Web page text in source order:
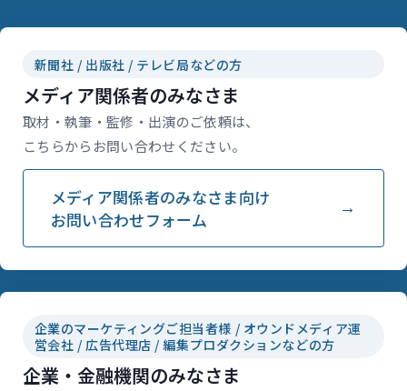
新聞社 / 出版社 / テレビ局などの方
メディア関係者のみなさま
取材・執筆・監修・出演のご依頼は、
こちらからお問い合わせください。
メディア関係者のみなさま向け
お問い合わせフォーム
企業のマーケティングご担当者様 / オウンドメディア運
営会社 / 広告代理店 / 編集プロダクションなどの方
企業・金融機関のみなさま